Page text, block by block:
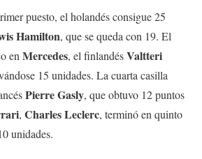
puesto, el holandés consigue 25
Hamilton, que se queda con 19. El
en Mercedes, el finlandésValtteri
15 unidades. La cuarta casilla
PierreGasly, que obtuvo 12 puntos
, CharlesLeclerc, terminó en quinto
unidades.